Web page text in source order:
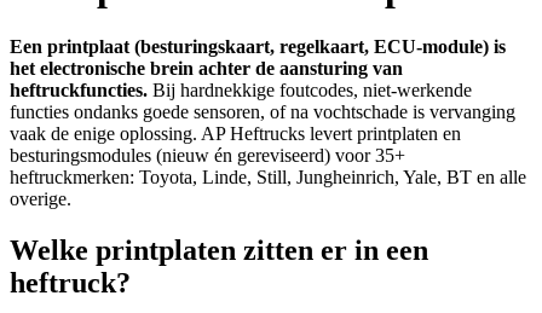
Een printplaat (besturingskaart, regelkaart, ECU-module) is
het electronische brein achter de aansturing van
heftruckfuncties. Bij hardnekkige foutcodes, niet-werkende
functies ondanks goede sensoren, of na vochtschade is vervanging
vaak de enige oplossing. AP Heftrucks levert printplaten en
besturingsmodules (nieuw én gereviseerd) voor 35+
heftruckmerken: Toyota, Linde, Still, Jungheinrich, Yale, BT en alle
overige.
Welke printplaten zitten er in een
heftruck?